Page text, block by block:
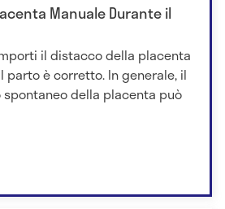
Manuale Durante il
il distacco della placenta
parto è corretto. In generale, il
della placenta può